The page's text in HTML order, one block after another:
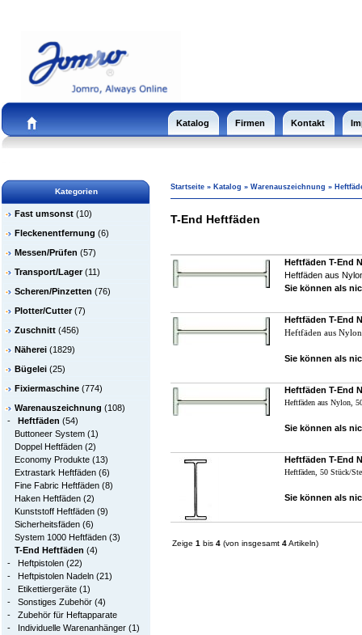
Katalog Firmen Kontakt
Kategorien
Fast umsonst (10)
Fleckenentfernung (6)
Messen/Prüfen (57)
Transport/Lager(11)
Scheren/Pinzetten (76)
Plotter/Cutter(7)
Zuschnitt (456)
Näherei (1829)
Bügelei (25)
Fixiermaschine (774)
Warenauszeichnung (108)
- Heftfäden (54)
Buttoneer System (1)
Doppel Heftfäden (2)
Economy Produkte (13)
Extrastark Heftfäden (6)
Fine Fabric Heftfäden (8)
Haken Heftfäden (2)
Kunststoff Heftfäden (9)
Sicherheitsfäden (6)
System 1000 Heftfäden (3)
T-End Heftfäden (4)
- Heftpistolen (22)
- Heftpistolen Nadeln (21)
- Etikettiergeräte (1)
- Sonstiges Zubehör (4)
- Zubehör für Heftapparate
- Individuelle Warenanhänger (1)
Startseite » Katalog » Warenauszeichnung »
T-End Heftfäden
Heftfäden T-End
Heftfäden aus
Sie können als
Heftfäden T-End
Heftfäden aus
Sie können als
Heftfäden T-End
Heftfäden aus Nylon,
Sie können als
Heftfäden T-End
Heftfäden, 50 Stück/
Sie können als
Zeige 1 bis 4 (von insgesamt 4Artikeln)